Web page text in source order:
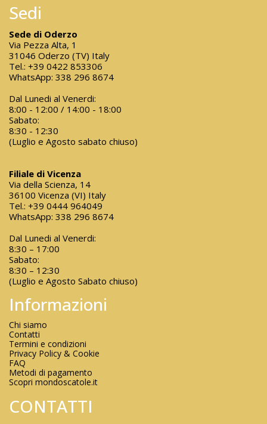
Sedi
Sede di Oderzo
Via Pezza Alta, 1
31046 Oderzo (TV) Italy
Tel.: +39 0422 853306
WhatsApp: 338 296 8674
Dal Lunedi al Venerdi:
8:00 - 12:00 / 14:00 - 18:00
Sabato:
8:30 - 12:30
(Luglio e Agosto sabato chiuso)
Filiale di Vicenza
Via della Scienza, 14
36100 Vicenza (VI) Italy
Tel.: +39 0444 964049
WhatsApp: 338 296 8674
Dal Lunedi al Venerdi:
8:30 – 17:00
Sabato:
8:30 – 12:30
(Luglio e Agosto Sabato chiuso)
Informazioni
Chi siamo
Contatti
Termini e condizioni
Privacy Policy & Cookie
FAQ
Metodi di pagamento
Scopri mondoscatole.it
CONTATTI